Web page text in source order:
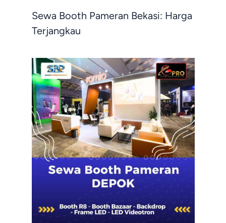
Sewa Booth Pameran Bekasi: Harga
Terjangkau